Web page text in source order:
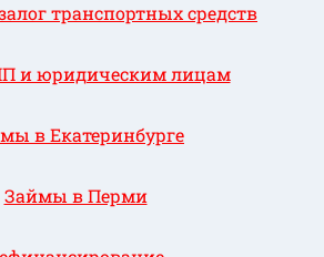
транспортных средств
и юридическим лицам
в Екатеринбурге
Займы в Перми